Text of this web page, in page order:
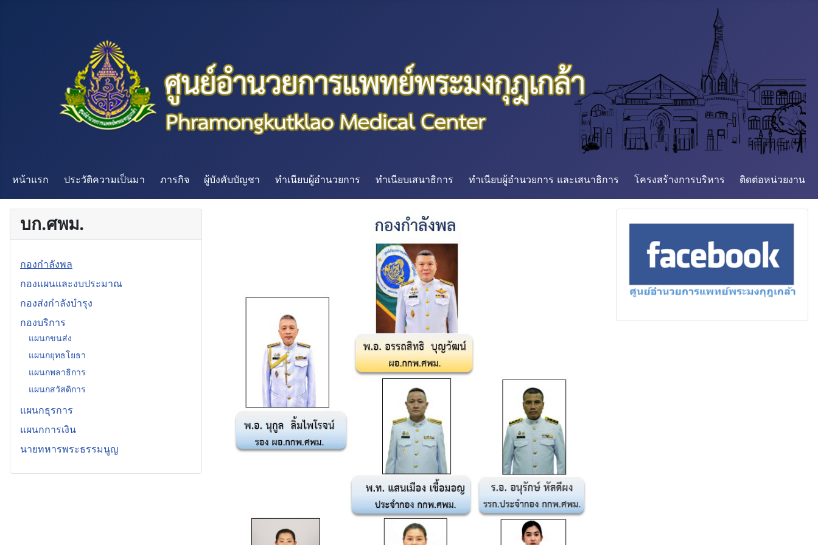
หน้าแรก ประวัติความเป็นมา ภารกิจ ผู้บังคับบัญชา ทำเนียบผู้อำนวยการ ทำเนียบเสนาธิการ ทำเนียบผู้อำนวยการ และเสนาธิการ โครงสร้างการบริหาร ติดต่อหน่วยงาน
บก.ศพม.
กองกำลังพล
กองแผนและงบประมาณ
กองส่งกำลังบำรุง
กองบริการ
แผนกขนส่ง
แผนกยุทธโยธา
แผนกพลาธิการ
แผนกสวัสดิการ
แผนกธุรการ
แผนกการเงิน
นายทหารพระธรรมนูญ